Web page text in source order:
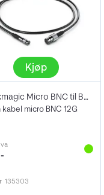
Kjøp
Blackmagic Micro BNC til BNC Female 70cm
micro BNC 12G
135303